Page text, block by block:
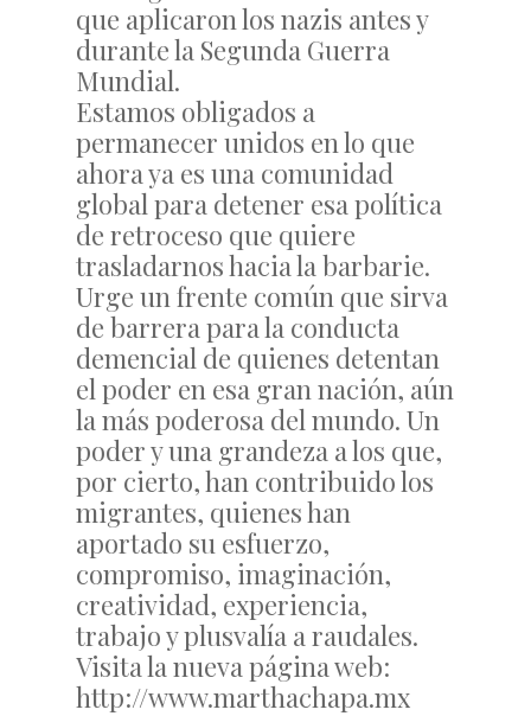
que aplicaron los nazis antes y
durante la Segunda Guerra
Mundial.
Estamos obligados a
permanecer unidos en lo que
ahora ya es una comunidad
global para detener esa política
de retroceso que quiere
trasladarnos hacia la barbarie.
Urge un frente común que sirva
de barrera para la conducta
demencial de quienes detentan
el poder en esa gran nación, aún
la más poderosa del mundo. Un
poder y una grandeza a los que,
por cierto, han contribuido los
migrantes, quienes han
aportado su esfuerzo,
compromiso, imaginación,
creatividad, experiencia,
trabajo y plusvalía a raudales.
Visita la nueva página web:
http://www.marthachapa.mx